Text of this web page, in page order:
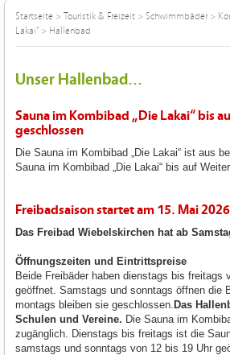
Startseite > Touristik & Freizeit > Schwimmbäder>
Lakai" > Hallenbad
Unser Hallenbad...
Sauna im Kombibad „Die Lakai“ bis
geschlossen
Die Sauna im Kombibad „Die Lakai“ ist aus
Sauna im Kombibad „Die Lakai“ bis auf
Freibadsaison startet am 15. Mai
Das Freibad Wiebelskirchen hat ab
Öffnungszeiten und Eintrittspreise
Beide Freibäder haben dienstags bis freitags
geöffnet. Samstags und sonntags öffnen die
montags bleiben sie geschlossen. Das
Schulen und Vereine. Die Sauna im
zugänglich. Dienstags bis freitags ist die
samstags und sonntags von 12 bis 19 Uhr